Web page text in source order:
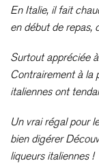
En Italie, il fait
en début de repas,
Surtout appréciée
Contrairement à la
italiennes ont
Un vrai régal pour
bien digérer
liqueurs italiennes !